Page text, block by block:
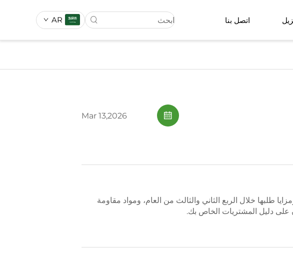
اتصل بنا AR
Mar 13,2026
أكثر من ٢٠٠ شركة أسوار كريسماسية بالجملة من المورِّدين: توفير بنسبة ٣٠٪، ومزايا طلبها خلال الربع الثاني والثالث من العام، ومواد مقاومة
على دليل المشتريات الخاص بك.